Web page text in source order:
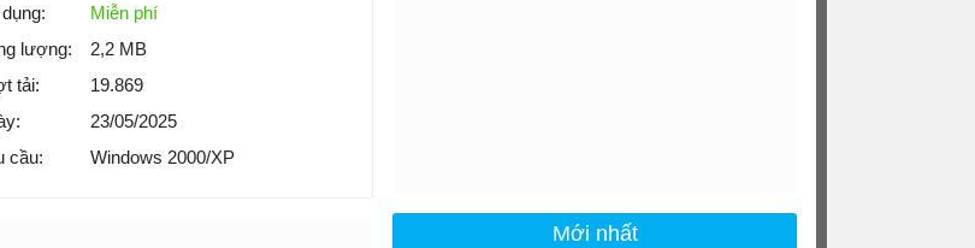
Miễn phí
lượng:
2,2 MB
tải:
19.869
23/05/2025
cầu:
Windows 2000/XP
Mới nhất